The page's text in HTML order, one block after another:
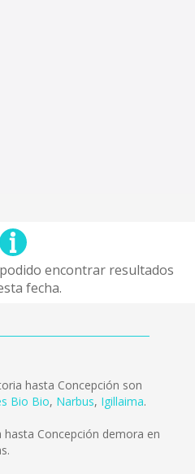
encontrar resultados
fecha.
hasta Concepción son
Bio Bio, Narbus, Igillaima.
hasta Concepción demora en